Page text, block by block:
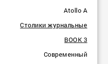
Atollo A
Столики журнальные
BOOK 3
Современный